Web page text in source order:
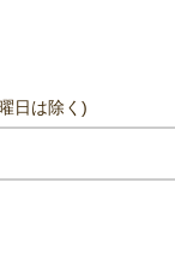
日は除く)